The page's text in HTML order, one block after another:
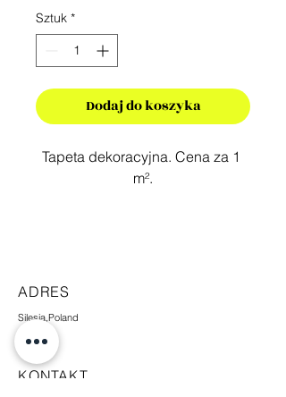
Sztuk *
Dodaj do koszyka
Tapeta dekoracyjna. Cena za 1
m².
ADRES
Silesia,Poland
KONTAKT